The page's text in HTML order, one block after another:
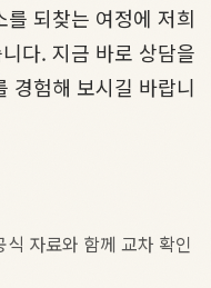
되찾는 여정에 저희
다. 지금 바로 상담을
경험해 보시길 바랍니
자료와 함께 교차 확인